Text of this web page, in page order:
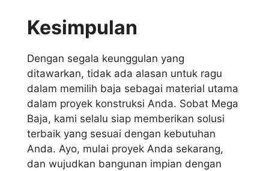
Kesimpulan
Dengan segala keunggulan yang
ditawarkan, tidak ada alasan untuk ragu
dalam memilih baja sebagai material utama
dalam proyek konstruksi Anda. Sobat Mega
Baja, kami selalu siap memberikan solusi
terbaik yang sesuai dengan kebutuhan
Anda. Ayo, mulai proyek Anda sekarang,
dan wujudkan bangunan impian dengan